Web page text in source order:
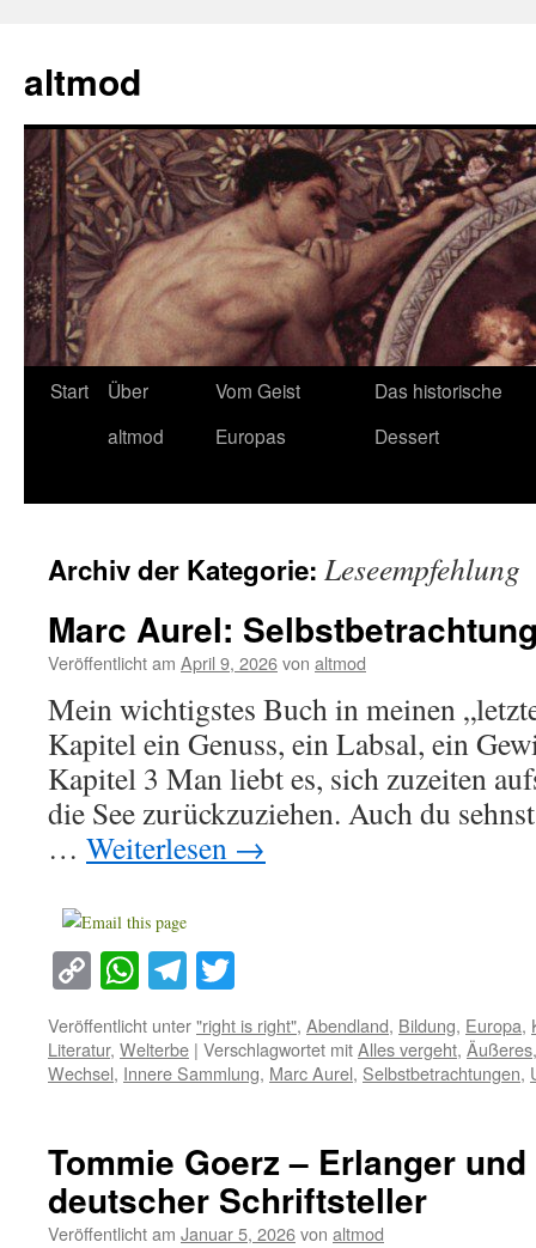
springen
altmod
Start
Über
altmod
Vom Geist
Europas
Das historische
Dessert
Archiv der Kategorie: Leseempfehlung
Marc Aurel:
Veröffentlicht am April 9, 2026von altmod
Mein wichtigstes Buch in meinen
Kapitel ein Genuss, ein Labsal, ein
Kapitel 3 Man liebt es, sich zuzeiten
die See zurückzuziehen. Auch du
… Weiterlesen →
Copy
Link
WhatsApp
Telegram
Veröffentlicht unter"right is right", Abendland, Bildung, Europa,
Literatur, Welterbe | Verschlagwortet mitAlles vergeht, Äußeres
Wechsel, Innere Sammlung, Marc Aurel, Selbstbetrachtungen,
Tommie Goerz – Erlanger
deutscher Schriftsteller
Veröffentlicht am Januar 5, 2026von altmod